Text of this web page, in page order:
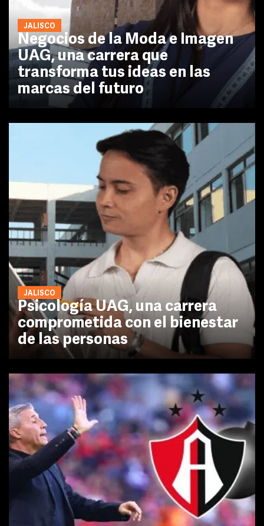
JALISCO
Negocios de la Moda e Imagen
UAG, una carrera que
transforma tus ideas en las
marcas del futuro
JALISCO
Psicología UAG, una carrera
comprometida con el bienestar
de las personas